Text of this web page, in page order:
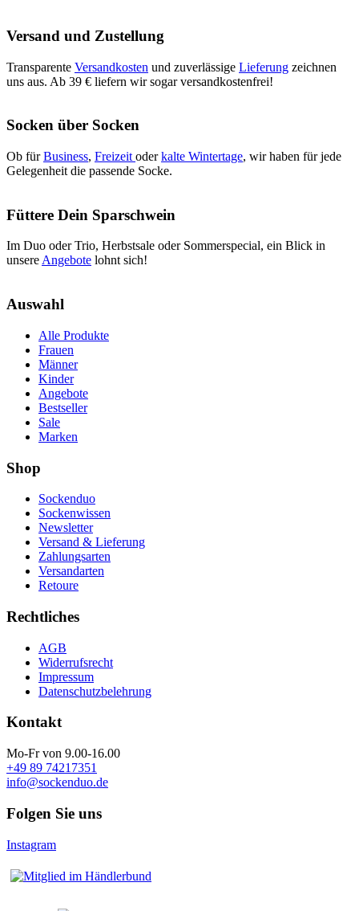
Versand und Zustellung
Transparente Versandkosten und zuverlässige Lieferung zeichnen
uns aus. Ab 39 € liefern wir sogar versandkostenfrei!
Socken über Socken
Ob fürBusiness, Freizeit oderkalte Wintertage, wir haben für jede
Gelegenheit die passende Socke.
Füttere Dein Sparschwein
Im Duo oder Trio, Herbstsale oder Sommerspecial, ein Blick in
unsere Angebote lohnt sich!
Auswahl
Alle Produkte
Frauen
Männer
Kinder
Angebote
Bestseller
Sale
Marken
Shop
Sockenduo
Sockenwissen
Newsletter
Versand & Lieferung
Zahlungsarten
Versandarten
Retoure
Rechtliches
AGB
Widerrufsrecht
Impressum
Datenschutzbelehrung
Kontakt
Mo-Fr von 9.00-16.00
+49 89 74217351
info@sockenduo.de
Folgen Sie uns
Instagram